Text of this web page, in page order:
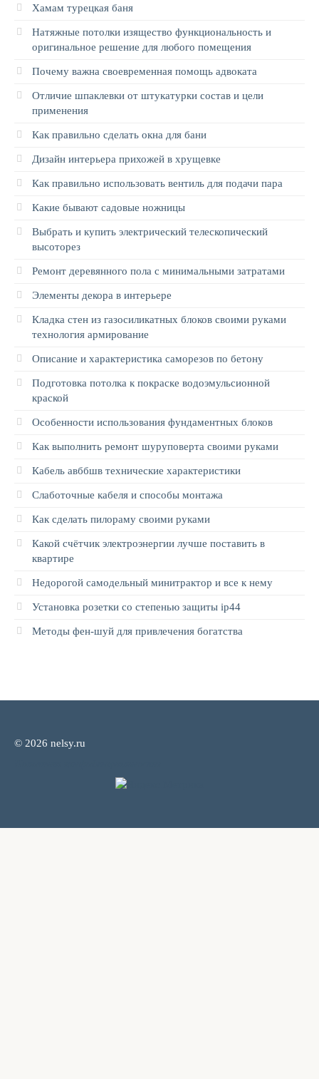
Хамам турецкая баня
Натяжные потолки изящество функциональность и
оригинальное решение для любого помещения
Почему важна своевременная помощь адвоката
Отличие шпаклевки от штукатурки состав и цели
применения
Как правильно сделать окна для бани
Дизайн интерьера прихожей в хрущевке
Как правильно использовать вентиль для подачи пара
Какие бывают садовые ножницы
Выбрать и купить электрический телескопический
высоторез
Ремонт деревянного пола с минимальными затратами
Элементы декора в интерьере
Кладка стен из газосиликатных блоков своими руками
технология армирование
Описание и характеристика саморезов по бетону
Подготовка потолка к покраске водоэмульсионной
краской
Особенности использования фундаментных блоков
Как выполнить ремонт шуруповерта своими руками
Кабель авббшв технические характеристики
Слаботочные кабеля и способы монтажа
Как сделать пилораму своими руками
Какой счётчик электроэнергии лучше поставить в
квартире
Недорогой самодельный минитрактор и все к нему
Установка розетки со степенью защиты ip44
Методы фен-шуй для привлечения богатства
© 2026 nelsy.ru